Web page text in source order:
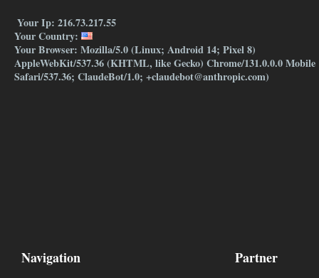
Your Ip: 216.73.217.55
Your Country:
Your Browser: Mozilla/5.0 (Linux; Android 14; Pixel 8)
AppleWebKit/537.36 (KHTML, like Gecko) Chrome/131.0.0.0 Mobile
Safari/537.36; ClaudeBot/1.0; +claudebot@anthropic.com)
Navigation Partner